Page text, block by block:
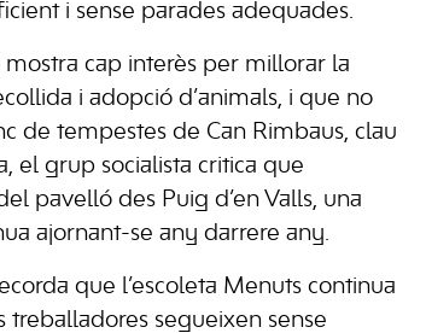
i sense parades adequades.
cap interès per millorar la
i adopció d’animals, i que no
de tempestes de Can Rimbaus, clau
el grup socialista critica que
pavelló des Puig d’en Valls, una
ajornant-se any darrere any.
que l’escoleta Menuts continua
segueixen sense